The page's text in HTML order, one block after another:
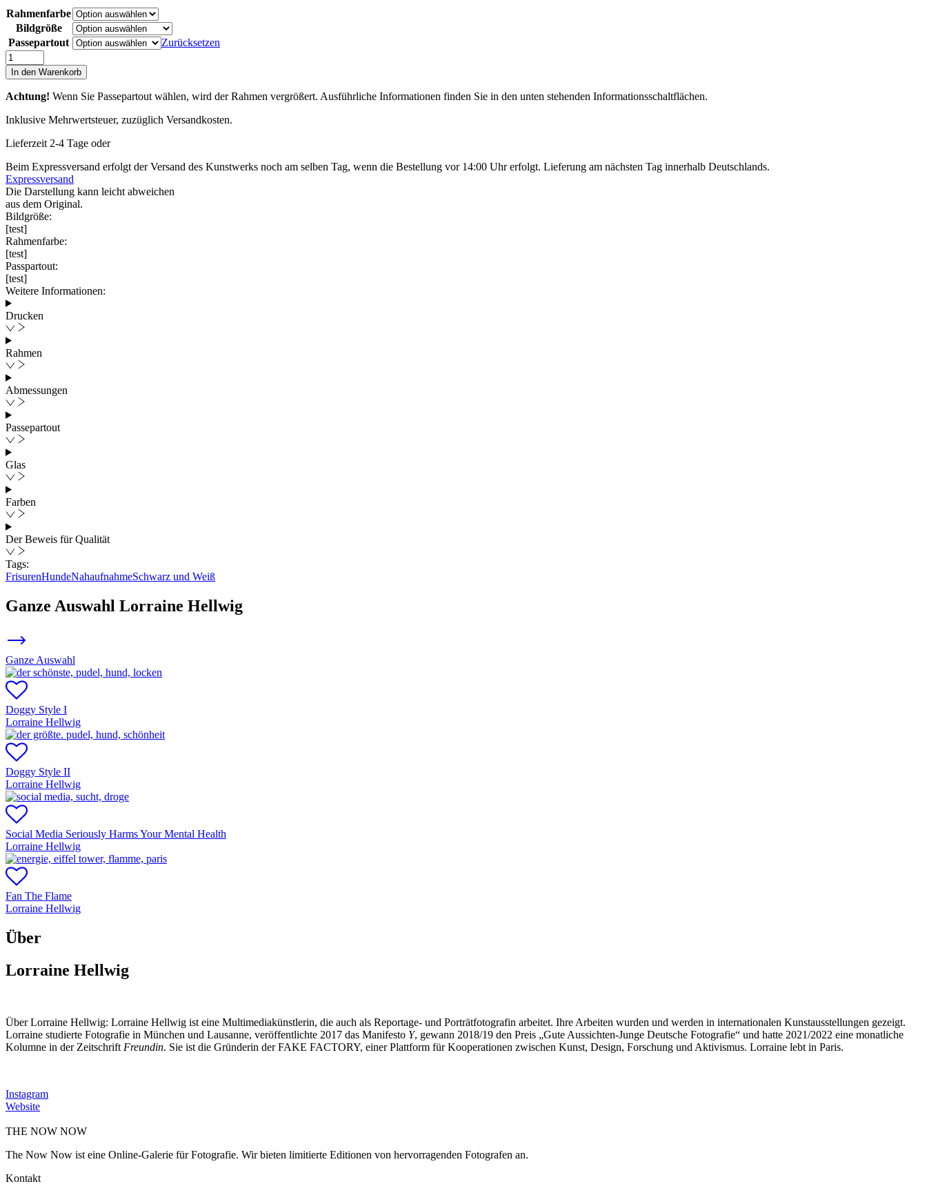
Rahmenfarbe
Bildgröße
Passepartout
Zurücksetzen
Doggy
Style
III
Menge
In den Warenkorb
Achtung! Wenn Sie Passepartout wählen, wird der Rahmen vergrößert. Ausführliche Informationen finden Sie in den unten stehenden Informationsschaltflächen.
Inklusive Mehrwertsteuer, zuzüglich Versandkosten.
Lieferzeit 2-4 Tage oder
Beim Expressversand erfolgt der Versand des Kunstwerks noch am selben Tag, wenn die Bestellung vor 14:00 Uhr erfolgt. Lieferung am nächsten Tag innerhalb Deutschlands.
Expressversand
Die Darstellung kann leicht abweichen
aus dem Original.
Bildgröße:
[test]
Rahmenfarbe:
[test]
Passpartout:
[test]
Weitere Informationen:
Drucken
Rahmen
Abmessungen
Passepartout
Glas
Farben
Der Beweis für Qualität
Tags:
FrisurenHundeNahaufnahmeSchwarz und Weiß
Ganze Auswahl Lorraine Hellwig
Ganze Auswahl
Doggy Style I
Lorraine Hellwig
Doggy Style II
Lorraine Hellwig
Social Media Seriously Harms Your Mental Health
Lorraine Hellwig
Fan The Flame
Lorraine Hellwig
Über
Lorraine Hellwig
Über Lorraine Hellwig: Lorraine Hellwig ist eine Multimediakünstlerin, die auch als Reportage- und Porträtfotografin arbeitet. Ihre Arbeiten wurden und werden in internationalen Kunstausstellungen gezeigt.
Lorraine studierte Fotografie in München und Lausanne, veröffentlichte 2017 das Manifesto Y, gewann 2018/19 den Preis „Gute Aussichten-Junge Deutsche Fotografie“ und hatte 2021/2022 eine monatliche
Kolumne in der ZeitschriftFreundin. Sie ist die Gründerin der FAKE FACTORY, einer Plattform für Kooperationen zwischen Kunst, Design, Forschung und Aktivismus. Lorraine lebt in Paris.
Instagram
Website
THE NOW NOW
The Now Now ist eine Online-Galerie für Fotografie. Wir bieten limitierte Editionen von hervorragenden Fotografen an.
Kontakt